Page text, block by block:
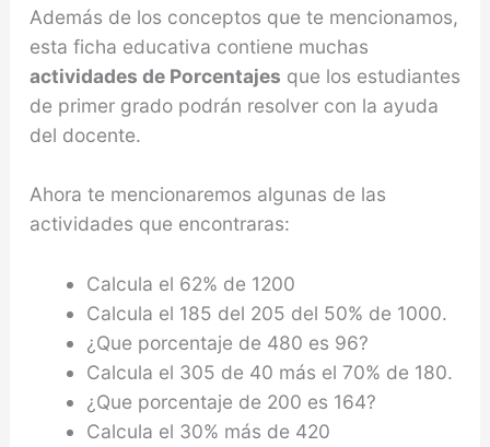
Además de los conceptos que te mencionamos,
esta ficha educativa contiene muchas
actividades de Porcentajes que los estudiantes
de primer grado podrán resolver con la ayuda
del docente.
Ahora te mencionaremos algunas de las
actividades que encontraras:
Calcula el 62% de 1200
Calcula el 185 del 205 del 50% de 1000.
¿Que porcentaje de 480 es 96?
Calcula el 305 de 40 más el 70% de 180.
¿Que porcentaje de 200 es 164?
Calcula el 30% más de 420